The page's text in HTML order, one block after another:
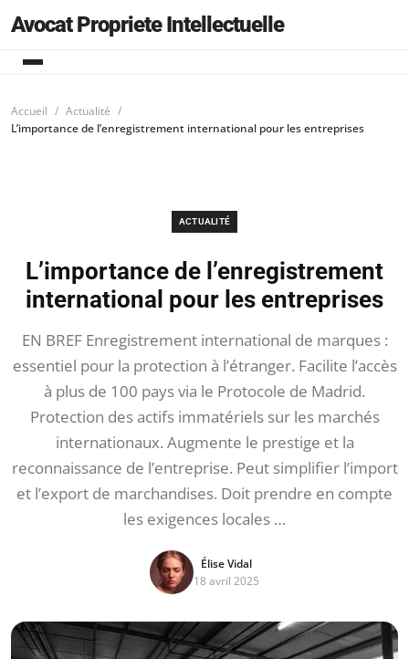
Avocat Propriete Intellectuelle
Accueil
Actualité
L’importance de l’enregistrement international pour les entreprises
ACTUALITÉ
L’importance de l’enregistrement
international pour les entreprises
EN BREF Enregistrement international de marques :
essentiel pour la protection à l’étranger. Facilite l’accès
à plus de 100 pays via le Protocole de Madrid.
Protection des actifs immatériels sur les marchés
internationaux. Augmente le prestige et la
reconnaissance de l’entreprise. Peut simplifier l’import
et l’export de marchandises. Doit prendre en compte
les exigences locales …
Élise Vidal
18 avril 2025